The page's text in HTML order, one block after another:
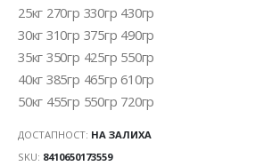
25кг 270гр 330гр 430гр
30кг 310гр 375гр 490гр
35кг 350гр 425гр 550гр
40кг 385гр 465гр 610гр
50кг 455гр 550гр 720гр
ДОСТАПНОСТ: НА ЗАЛИХА
SKU: 8410650173559